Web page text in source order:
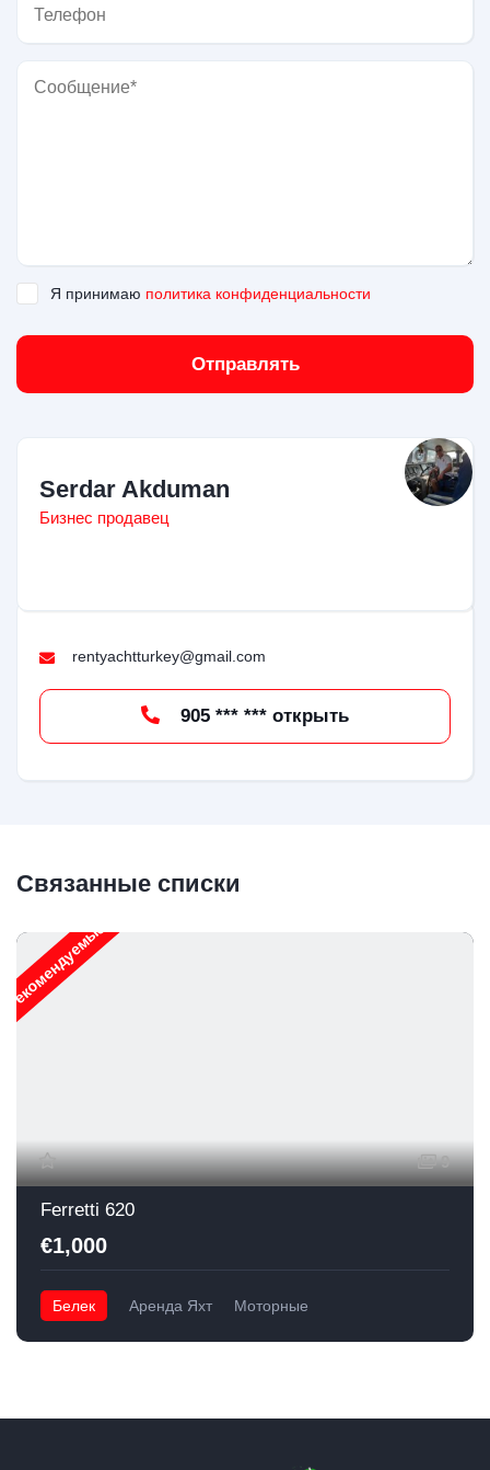
Я принимаю политика конфиденциальности
Отправлять
Serdar Akduman
Бизнес продавец
rentyachtturkey@gmail.com
905 *** *** открыть
Связанные списки
Рекомендуемые
9
Ferretti 620
€1,000
Белек Аренда Яхт Моторные